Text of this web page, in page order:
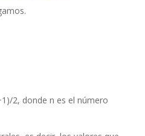
2, donde n es el número